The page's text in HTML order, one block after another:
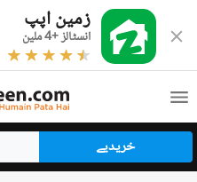
زمین اپپ
انسٹالز +4 ملین
خریدیے